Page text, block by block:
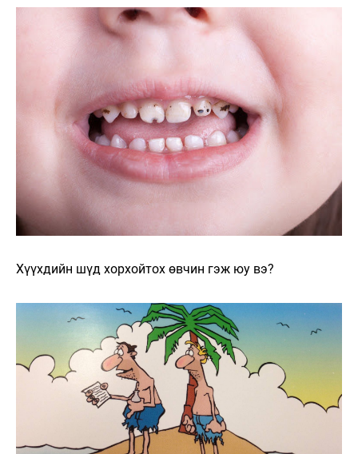
Хүүхдийн шүд хорхойтох өвчин гэж юу вэ?